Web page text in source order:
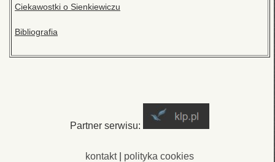
Ciekawostki o Sienkiewiczu
Bibliografia
Partner serwisu:
kontakt| polityka cookies